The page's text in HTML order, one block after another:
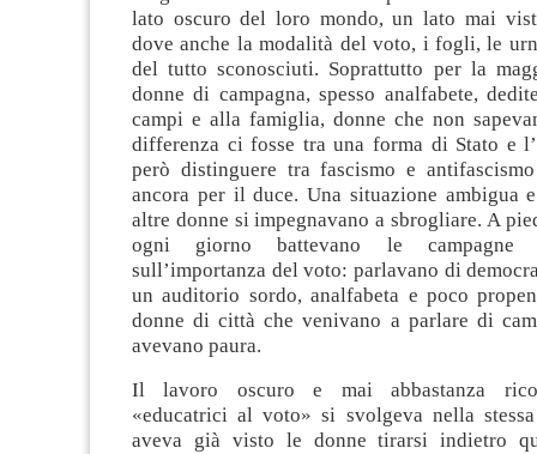
lato oscuro del loro mondo, un lato mai
dove anche la modalità del voto, i fogli, le
del tutto sconosciuti. Soprattutto per la
donne di campagna, spesso analfabete,
campi e alla famiglia, donne che non
differenza ci fosse tra una forma di Stato e
però distinguere tra fascismo e
ancora per il duce. Una situazione ambigua
altre donne si impegnavano a sbrogliare. A
ogni giorno battevano le campagne
sull’importanza del voto: parlavano di
un auditorio sordo, analfabeta e poco
donne di città che venivano a parlare di
avevano paura.
Il lavoro oscuro e mai abbastanza
«educatrici al voto» si svolgeva nella
aveva già visto le donne tirarsi indietro